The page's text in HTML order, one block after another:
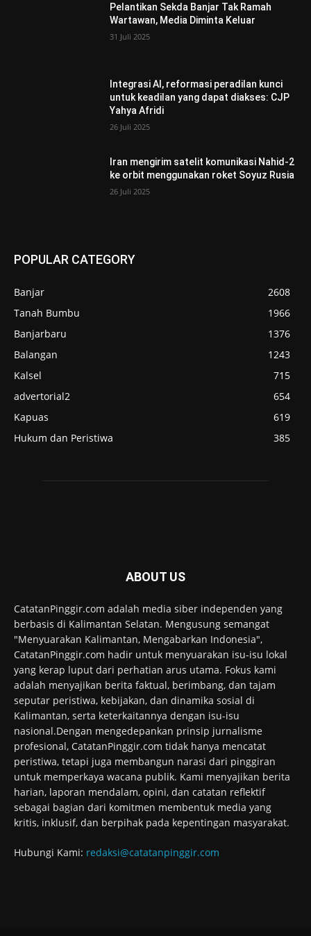
Pelantikan Sekda Banjar Tak Ramah
Wartawan, Media Diminta Keluar
31 Juli 2025
Integrasi AI, reformasi peradilan kunci
untuk keadilan yang dapat diakses: CJP
Yahya Afridi
26 Juli 2025
Iran mengirim satelit komunikasi Nahid-2
ke orbit menggunakan roket Soyuz Rusia
26 Juli 2025
POPULAR CATEGORY
Banjar
2608
Tanah Bumbu
1966
Banjarbaru
1376
Balangan
1243
Kalsel
715
advertorial2
654
Kapuas
619
Hukum dan Peristiwa
385
ABOUT US
CatatanPinggir.com adalah media siber independen yang
berbasis di Kalimantan Selatan. Mengusung semangat
"Menyuarakan Kalimantan, Mengabarkan Indonesia",
CatatanPinggir.com hadir untuk menyuarakan isu-isu lokal
yang kerap luput dari perhatian arus utama. Fokus kami
adalah menyajikan berita faktual, berimbang, dan tajam
seputar peristiwa, kebijakan, dan dinamika sosial di
Kalimantan, serta keterkaitannya dengan isu-isu
nasional.Dengan mengedepankan prinsip jurnalisme
profesional, CatatanPinggir.com tidak hanya mencatat
peristiwa, tetapi juga membangun narasi dari pinggiran
untuk memperkaya wacana publik. Kami menyajikan berita
harian, laporan mendalam, opini, dan catatan reflektif
sebagai bagian dari komitmen membentuk media yang
kritis, inklusif, dan berpihak pada kepentingan masyarakat.
Hubungi Kami: redaksi@catatanpinggir.com